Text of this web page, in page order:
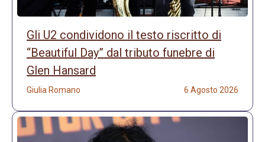
Gli U2 condividono il testo riscritto di
“Beautiful Day” dal tributo funebre di
Glen Hansard
Giulia Romano 6 Agosto 2026